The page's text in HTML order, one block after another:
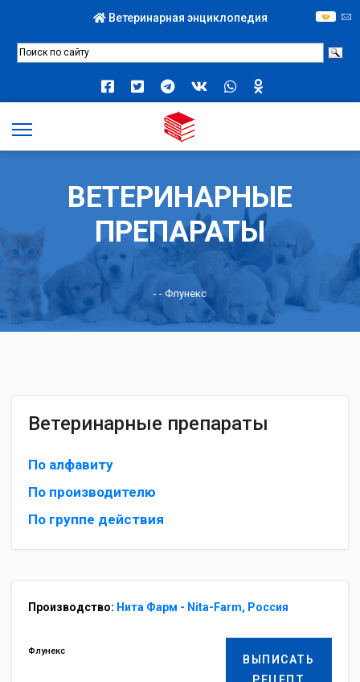
Ветеринарная энциклопедия
ВЕТЕРИНАРНЫЕ
ПРЕПАРАТЫ
- - Флунекс
Ветеринарные препараты
По алфавиту
По производителю
По группе действия
Производство: Нита Фарм - Nita-Farm, Россия
ВЫПИСАТЬ
Флунекс